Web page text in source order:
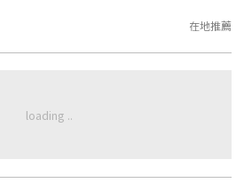
在地推薦